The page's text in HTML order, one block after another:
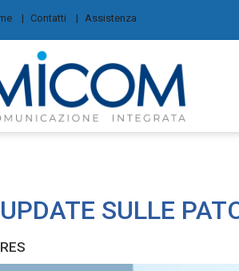
Contatti Assistenza
UPDATE SULLE
RES